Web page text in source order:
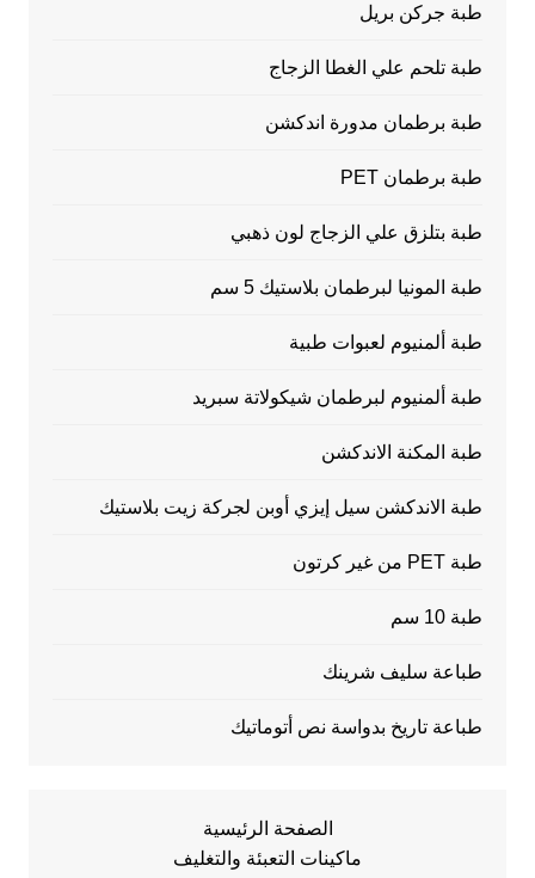
طبة جركن بريل
طبة تلحم علي الغطا الزجاج
طبة برطمان مدورة اندكشن
طبة برطمان PET
طبة بتلزق علي الزجاج لون ذهبي
طبة المونيا لبرطمان بلاستيك 5 سم
طبة ألمنيوم لعبوات طبية
طبة ألمنيوم لبرطمان شيكولاتة سبريد
طبة المكنة الاندكشن
طبة الاندكشن سيل إيزي أوبن لجركة زيت بلاستيك
طبة PET من غير كرتون
طبة 10 سم
طباعة سليف شرينك
طباعة تاريخ بدواسة نص أتوماتيك
الصفحة الرئيسية
ماكينات التعبئة والتغليف